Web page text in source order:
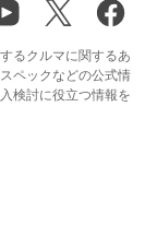
るクルマに関するあ
ペックなどの公式情
検討に役立つ情報を